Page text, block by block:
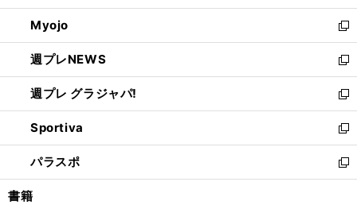
開
く
ウ
で
開
く
ン
ド
ウ
で
開
く
ウ
ィ
ン
ド
ウ
で
開
く
Myojo
新
し
い
ウ
ィ
ン
ド
ウ
で
開
週プレNEWS
新
し
い
ウ
ィ
ン
ド
ウ
週プレ グラジャパ!
新
し
い
ウ
ィ
ン
Sportiva
新
し
い
ウ
パラスポ
新
し
書籍